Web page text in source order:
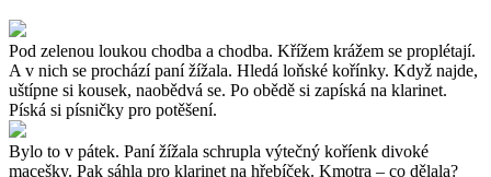
Pod zelenou loukou chodba a chodba. Křížem krážem se proplétají.
A v nich se prochází paní žížala. Hledá loňské kořínky. Když najde,
uštípne si kousek, naobědvá se. Po obědě si zapíská na klarinet.
Píská si písničky pro potěšení.
Bylo to v pátek. Paní žížala schrupla výtečný koříenk divoké
macešky. Pak sáhla pro klarinet na hřebíček. Kmotra – co dělala?